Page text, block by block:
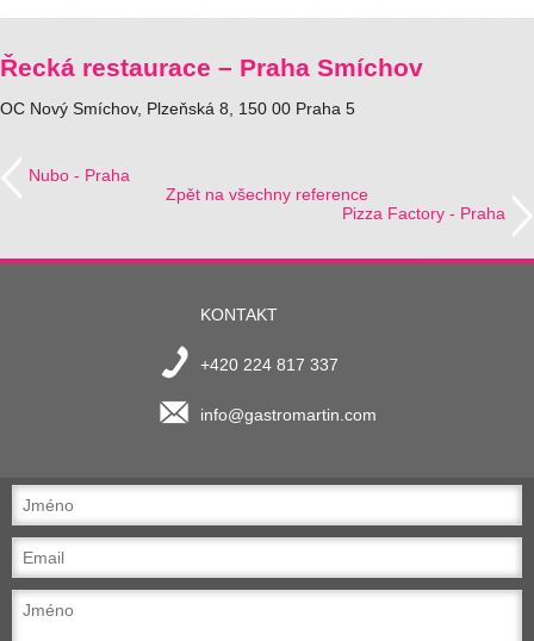
Řecká restaurace – Praha Smíchov
OC Nový Smíchov, Plzeňská 8, 150 00 Praha 5
Nubo - Praha
Zpět na všechny reference
Pizza Factory - Praha
KONTAKT
+420 224 817 337
info@gastromartin.com